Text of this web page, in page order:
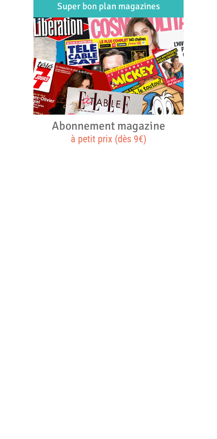
Super bon plan magazines
Abonnement magazine
à petit prix (dès 9€)